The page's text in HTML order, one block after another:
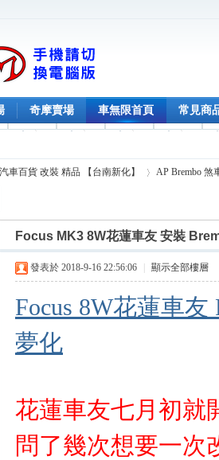
奇摩賣場 車無限首頁 常見商
車百貨 改裝 精品 【台南新化】
›
AP Brembo 煞
Focus MK3 8W花蓮車友 安裝
發表於 2018-9-16 22:56:06 顯示全部樓層
Focus 8W花蓮車
夢化
花蓮車友七月初就
問了幾次想要一次